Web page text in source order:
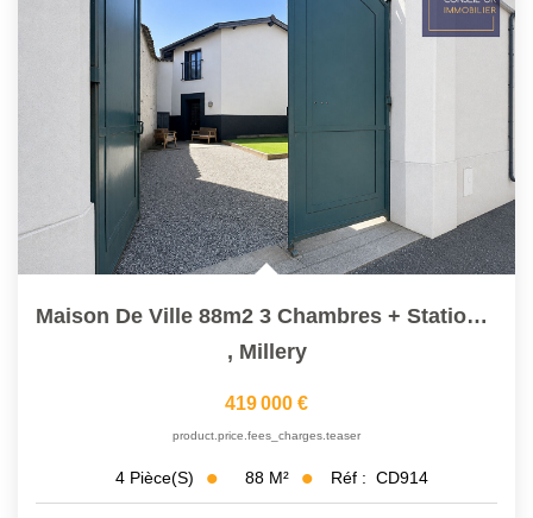
Nous Rejoindre
RECOMMANDATIONS
EXTRANET
CONTACT
Maison De Ville 88m2 3 Chambres + Stationnement + Terrasses
, Millery
419 000 €
product.price.fees_charges.teaser
4 Pièce(s) 88 M² Réf : CD914